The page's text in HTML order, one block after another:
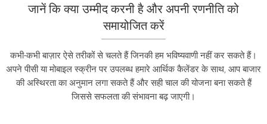
जानें कि क्या उम्मीद करनी है और अपनी रणनीति को
समायोजित करें
कभी-कभी बाज़ार ऐसे तरीकों से चलते हैं जिनकी हम भविष्यवाणी नहीं कर सकते हैं।
अपने पीसी या मोबाइल स्क्रीन पर उपलब्ध हमारे आर्थिक कैलेंडर के साथ, आप बाजार
की अस्थिरता का अनुमान लगा सकते हैं और सही चाल की योजना बना सकते हैं
जिससे सफलता की संभावना बढ़ जाएगी।